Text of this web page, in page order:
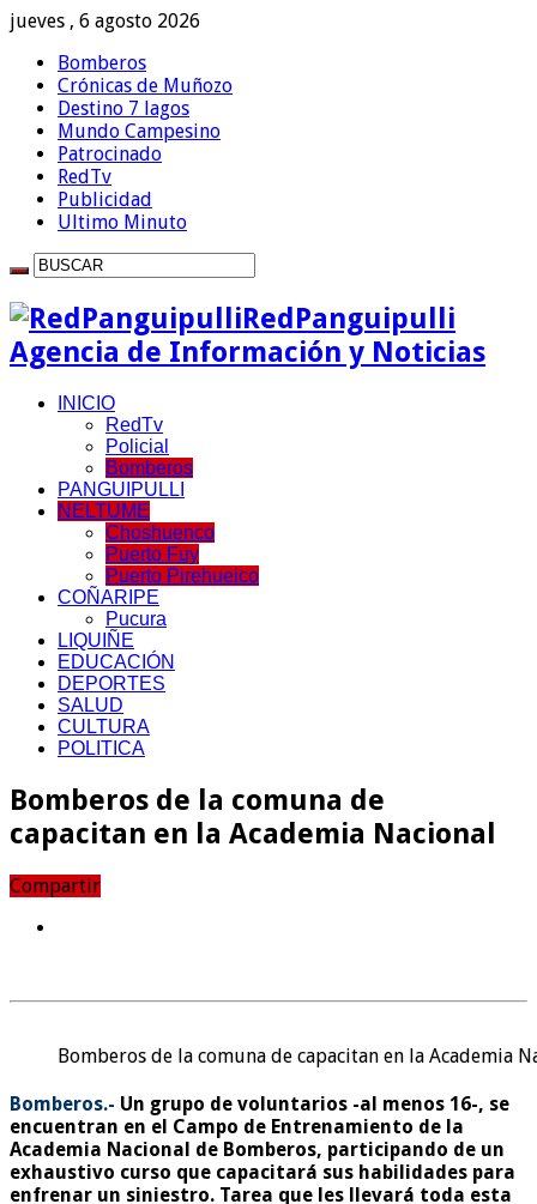
jueves , 6 agosto 2026
Bomberos
Crónicas de Muñozo
Destino 7 lagos
Mundo Campesino
Patrocinado
RedTv
Publicidad
Ultimo Minuto
RedPanguipulli
Agencia de Información y Noticias
INICIO
RedTv
Policial
Bomberos
PANGUIPULLI
NELTUME
Choshuenco
Puerto Fuy
Puerto Pirehueico
COÑARIPE
Pucura
LIQUIÑE
EDUCACIÓN
DEPORTES
SALUD
CULTURA
POLITICA
Bomberos de la comuna de
capacitan en la Academia Nacional
Compartir
Bomberos de la comuna de capacitan en la Academia
Bomberos.- Un grupo de voluntarios -al menos 16-, se
encuentran en el Campo de Entrenamiento de la
Academia Nacional de Bomberos, participando de un
exhaustivo curso que capacitará sus habilidades para
enfrenar un siniestro. Tarea que les llevará toda esta